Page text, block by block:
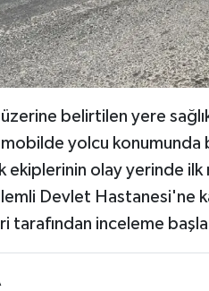
üzerine belirtilen yere
yolcu konumunda
ekiplerinin olay yerinde
Devlet Hastanesi'ne
tarafından inceleme